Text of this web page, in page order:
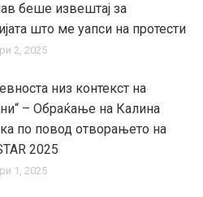
беше извештај за
што ме уапси на протести
2, 2025
низ контекст на
– Обраќање на Калина
по повод отворањето на
2025
1, 2025